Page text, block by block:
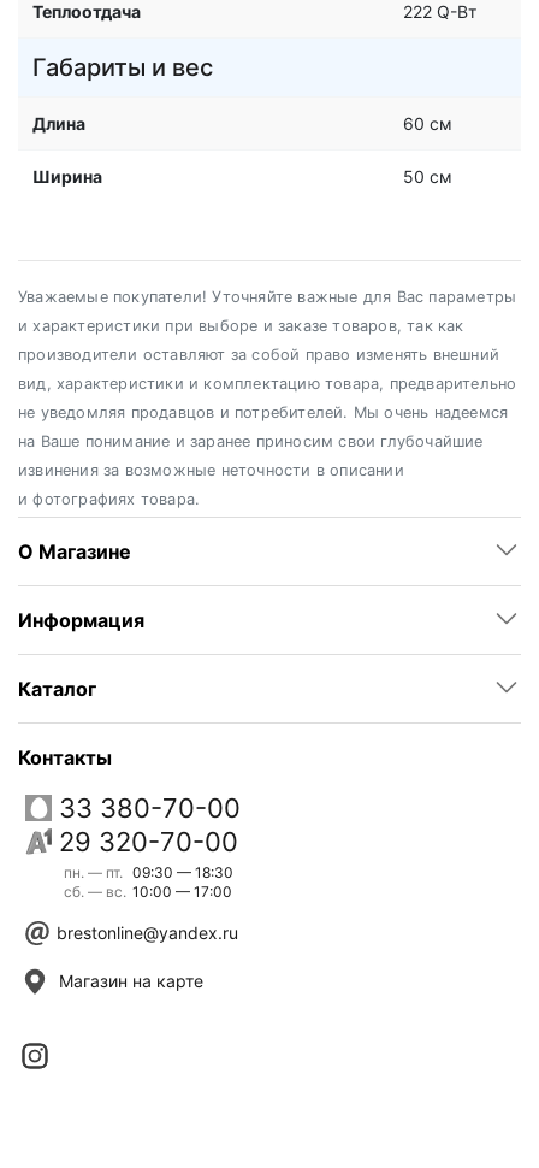
Теплоотдача 222 Q-Вт
Габариты и вес
Длина 60 см
Ширина 50 см
Уважаемые покупатели! Уточняйте важные для Вас параметры
и характеристики при выборе и заказе товаров, так как
производители оставляют за собой право изменять внешний
вид, характеристики и комплектацию товара, предварительно
не уведомляя продавцов и потребителей. Мы очень надеемся
на Ваше понимание и заранее приносим свои глубочайшие
извинения за возможные неточности в описании
и фотографиях товара.
О Магазине
Информация
Каталог
Контакты
33 380-70-00
29 320-70-00
пн. — пт.
сб. — вс.
09:30 — 18:30
10:00 — 17:00
brestonline@yandex.ru
Магазин на карте